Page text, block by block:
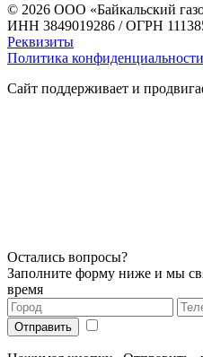
© 2026 ООО «Байкальский
ИНН 3849019286 / ОГРН
Реквизиты
Политика конфиденциальности
Сайт поддерживает и
Остались вопросы?
Заполните форму ниже и мы
время